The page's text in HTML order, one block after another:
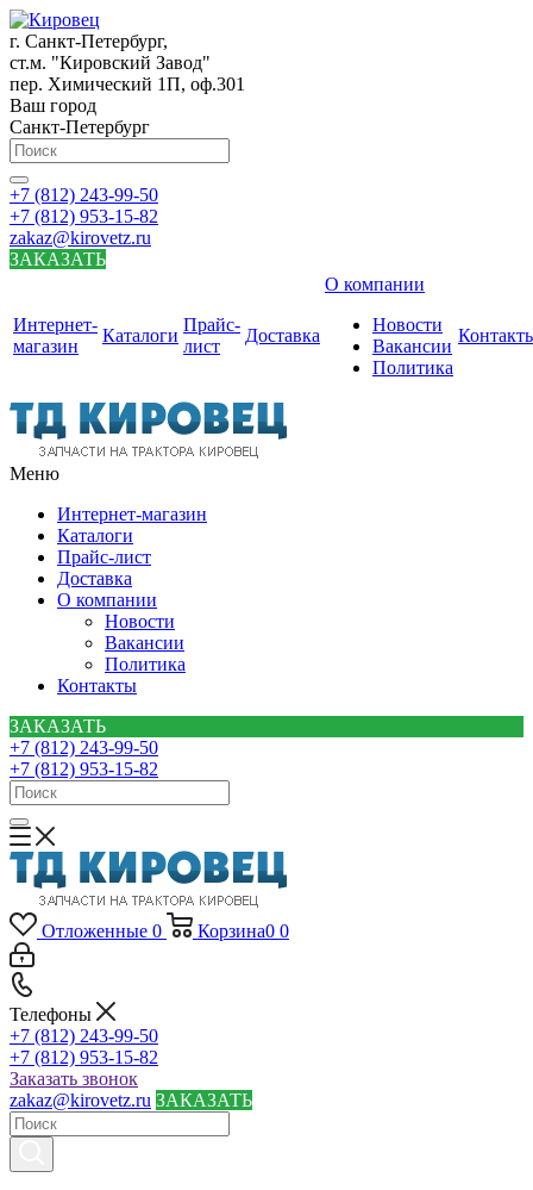
г. Санкт-Петербург,
ст.м. "Кировский Завод"
пер. Химический 1П, оф.301
Ваш город
Санкт-Петербург
+7 (812) 243-99-50
+7 (812) 953-15-82
zakaz@kirovetz.ru
ЗАКАЗАТЬ
Интернет-
магазин
Каталоги
Прайс-
лист
Доставка
О компании
Новости
Вакансии
Политика
Меню
Интернет-магазин
Каталоги
Прайс-лист
Доставка
О компании
Новости
Вакансии
Политика
Контакты
ЗАКАЗАТЬ
+7 (812) 243-99-50
+7 (812) 953-15-82
Отложенные 0 Корзина0 0
Телефоны
+7 (812) 243-99-50
+7 (812) 953-15-82
Заказать звонок
zakaz@kirovetz.ru ЗАКАЗАТЬ